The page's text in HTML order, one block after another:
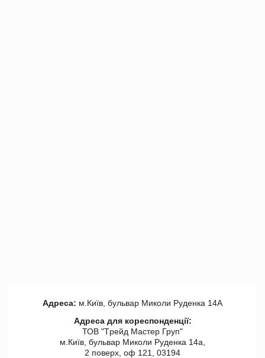
Адреса: м.Київ, бульвар Миколи Руденка 14А
Адреса для кореспонденції:
ТОВ "Tрейд Мастер Груп"
м.Київ, бульвар Миколи Руденка 14а,
2 поверх, оф 121, 03194